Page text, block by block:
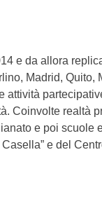
e da allora
Madrid, Quito,
attività
Coinvolte realtà
e poi scuole
e del